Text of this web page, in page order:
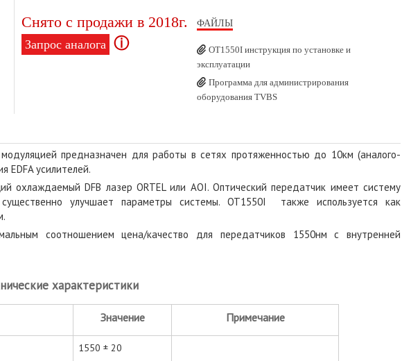
Снято с продажи в 2018г.
Запрос аналога ⓘ
ФАЙЛЫ
OT1550I инструкция по установке и
эксплуатации
Программа для администрирования
оборудования TVBS
предназначен для работы в сетях протяженностью до 10км (аналого-
EDFA усилителей.
охлаждаемый DFB лазер ORTEL или AOI. Оптический передатчик имеет систему
улучшает параметры системы. OT1550I также используется как
соотношением цена/качество для передатчиков 1550нм с внутренней
характеристики
Значение Примечание
1550 ± 20